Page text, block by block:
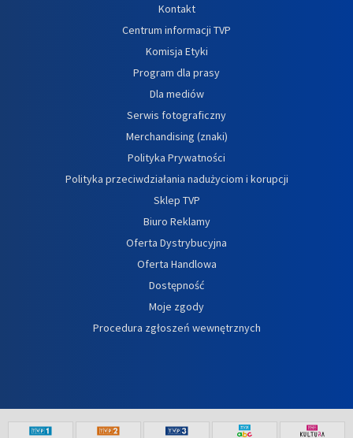
Kontakt
Centrum informacji TVP
Komisja Etyki
Program dla prasy
Dla mediów
Serwis fotograficzny
Merchandising (znaki)
Polityka Prywatności
Polityka przeciwdziałania nadużyciom i korupcji
Sklep TVP
Biuro Reklamy
Oferta Dystrybucyjna
Oferta Handlowa
Dostępność
Moje zgody
Procedura zgłoszeń wewnętrznych